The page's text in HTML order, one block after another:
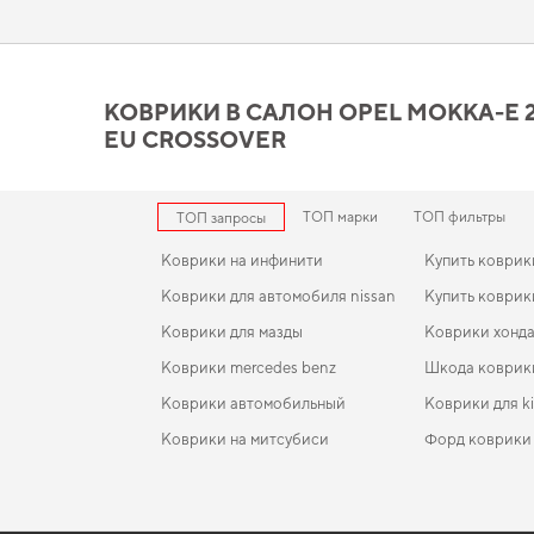
требованиям
Созданные из прочного EVA материала, наши коврики
КОВРИКИ В САЛОН OPEL MOKKA-E
EU CROSSOVER
ТОП запросы ТОП марки ТОП фильтры
Коврики на инфинити
Коврики для автомобиля nissan
Коврики для мазды
Коврики mercedes benz
Коврики автомобильный
Коврики на митсубиси
Купить
Купить
Коврики хонда
Шкода
Коврики для
Форд коврики